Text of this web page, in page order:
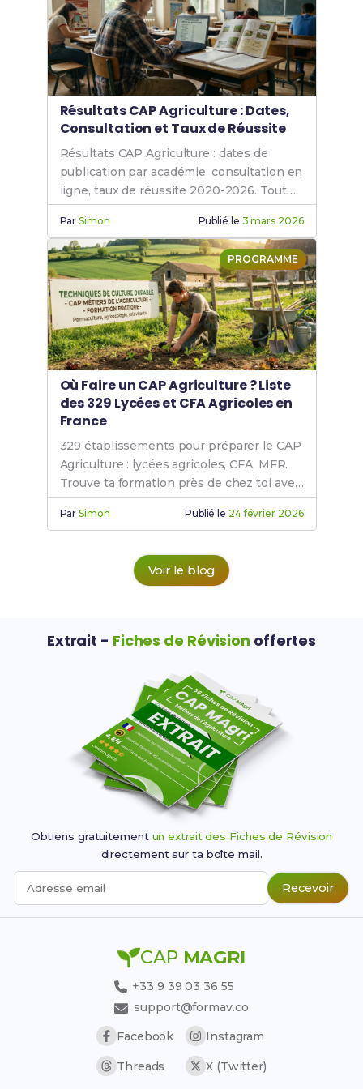
spécifiques
Résultats CAP Agriculture : Dates,
Consultation et Taux de Réussite
Résultats CAP Agriculture : dates de
publication par académie, consultation en
ligne, taux de réussite 2020-2026. Tout
sur l'examen du CAPa et le rattrapage.
ParSimon Publié le 3 mars 2026
PROGRAMME
Où Faire un CAP Agriculture ? Liste
des 329 Lycées et CFA Agricoles en
France
329 établissements pour préparer le CAP
Agriculture : lycées agricoles, CFA, MFR.
Trouve ta formation près de chez toi avec
notre carte interactive.
ParSimon Publié le 24 février 2026
Voir le blog
Extrait - Fiches de Révision offertes
Obtiens gratuitement un extrait des Fiches de Révision
directement sur ta boîte mail.
Adresse email Recevoir
CAP MAGRI
+33 9 39 03 36 55
support@formav.co
Facebook
Instagram
Threads X (Twitter)